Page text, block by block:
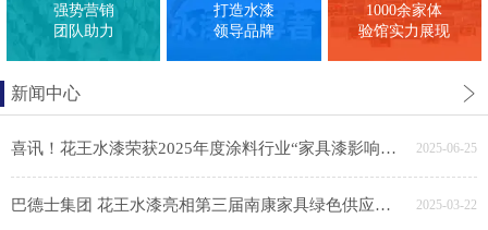
强势营销
团队助力
打造水漆
领导品牌
1000余家体
验馆实力展现
新闻中心
喜讯！花王水漆荣获2025年度涂料行业“家具漆影响力品牌” 2025-06-25
巴德士集团 花王水漆亮相第三届南康家具绿色供应链展，助力家具产业链绿色转型 2025-03-22